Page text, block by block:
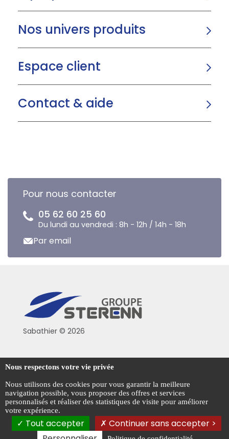
Nos univers produits
Espace client
Contact & aide
Pour nous contacter
05 62 60 25 60
Du lundi au vendredi : 8h - 12h / 14h - 18h
Par email
Sabathier © 2026
Politique de confidentialité
Conditions générales de vente
Mentions légales
Gestion des cookies
Nous respectons votre vie privée
Nous utilisons des cookies pour vous garantir la meilleure
navigation possible, vous proposer des offres et services
personnalisés et réaliser des statistiques de visite pour améliorer
votre expérience.
Tout accepter
Continuer sans accepter >